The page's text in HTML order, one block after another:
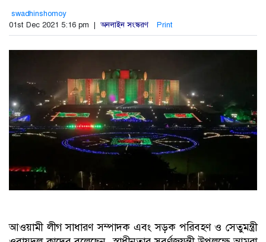
swadhinshomoy
01st Dec 2021 5:16 pm | অনলাইন সংস্করণ Print
আওয়ামী লীগ সাধারণ সম্পাদক এবং সড়ক পরিবহণ ও সেতুমন্ত্রী